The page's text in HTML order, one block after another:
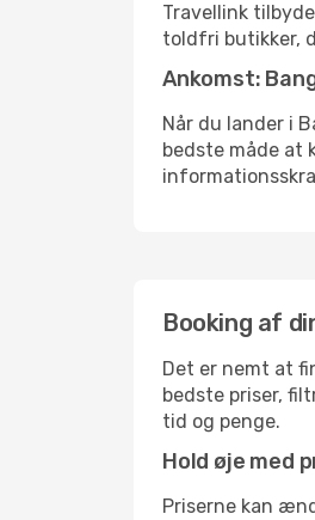
Travellink
toldfri butikker,
Ankomst:
Når du lander i
bedste måde at
Booking af
Det er nemt at
bedste priser,
tid og penge.
Hold øje med
Priserne kan